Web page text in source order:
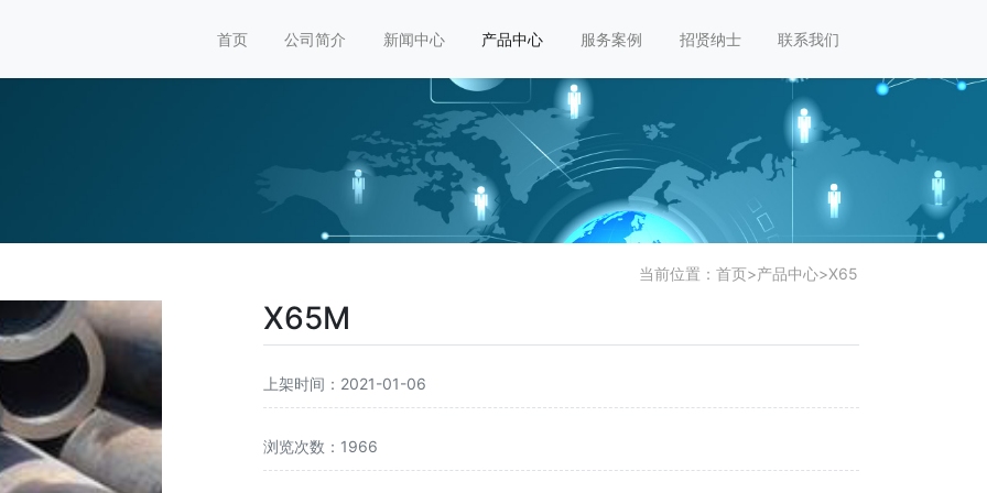
首页 公司简介 新闻中心 产品中心 服务案例 招贤纳士 联系我们
当前位置： 首页>产品中心>X65
X65M
上架时间：2021-01-06
浏览次数：1966